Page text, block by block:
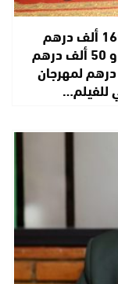
دعم المهرجانات السينمائية بالمغرب: 160 ألف درهم
لمهرجان فاس و80 ألف درهم لإيموزار و 50 ألف درهم
المقهى بتازة و30 ألف درهم لمهرجان